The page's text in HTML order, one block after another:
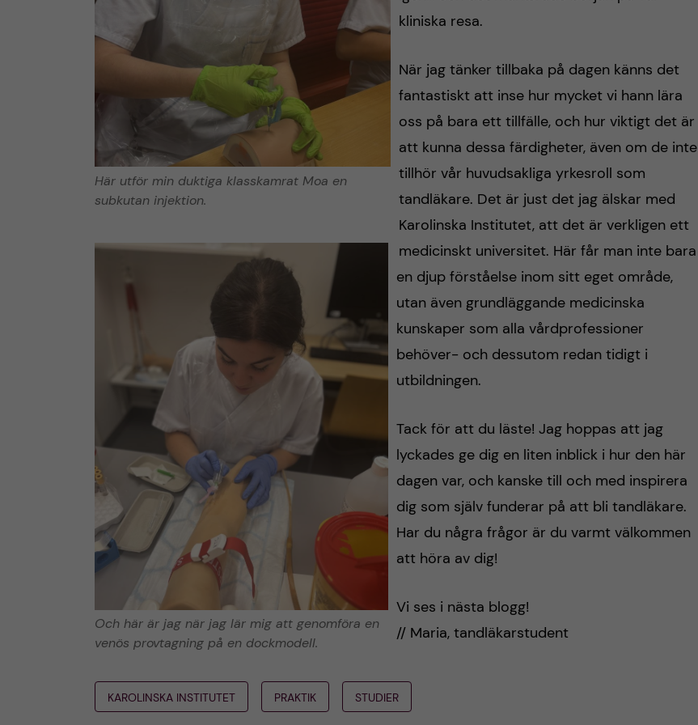
Här utför min duktiga klasskamrat Moa en
subkutan injektion.
Och här är jag när jag lär mig att genomföra en
venös provtagning på en dockmodell.
kliniska resa.
När jag tänker tillbaka på dagen känns det
fantastiskt att inse hur mycket vi hann lära
oss på bara ett tillfälle, och hur viktigt det är
att kunna dessa färdigheter, även om de inte
tillhör vår huvudsakliga yrkesroll som
tandläkare. Det är just det jag älskar med
Karolinska Institutet, att det är verkligen ett
medicinskt universitet. Här får man inte bara
en djup förståelse inom sitt eget område,
utan även grundläggande medicinska
kunskaper som alla vårdprofessioner
behöver- och dessutom redan tidigt i
utbildningen.
Tack för att du läste! Jag hoppas att jag
lyckades ge dig en liten inblick i hur den här
dagen var, och kanske till och med inspirera
dig som själv funderar på att bli tandläkare.
Har du några frågor är du varmt välkommen
att höra av dig!
Vi ses i nästa blogg!
// Maria, tandläkarstudent
KAROLINSKA INSTITUTET PRAKTIK STUDIER